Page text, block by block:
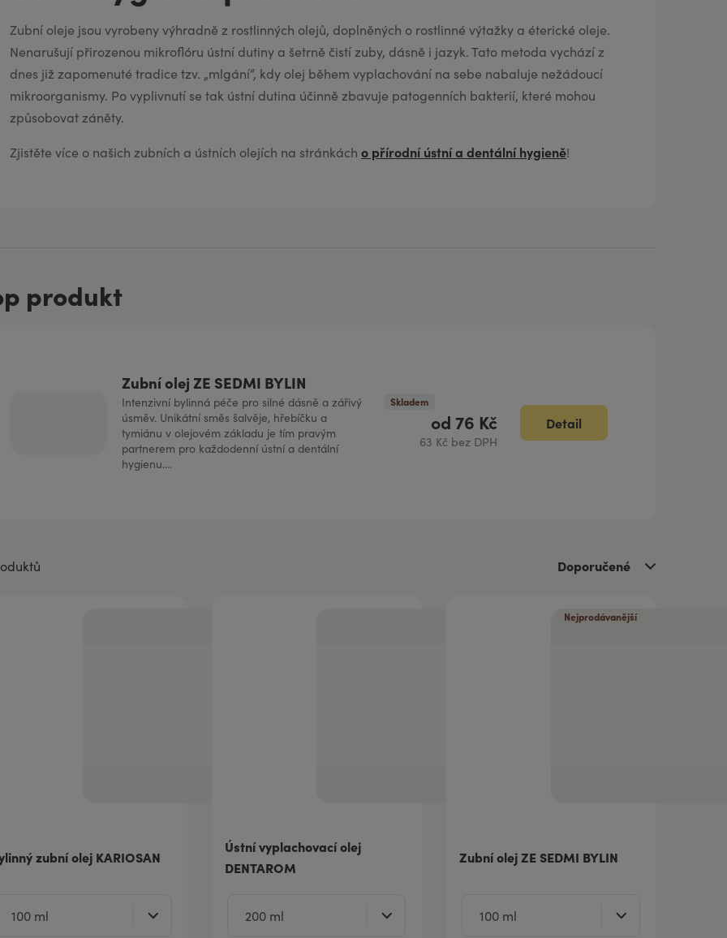
Zubní oleje jsou vyrobeny výhradně z rostlinných olejů, doplněných o rostlinné výtažky a éterické oleje.
Nenarušují přirozenou mikroflóru ústní dutiny a šetrně čistí zuby, dásně i jazyk. Tato metoda vychází z
dnes již zapomenuté tradice tzv. „mlgání“, kdy olej během vyplachování na sebe nabaluje nežádoucí
mikroorganismy. Po vyplivnutí se tak ústní dutina účinně zbavuje patogenních bakterií, které mohou
způsobovat záněty.
Zjistěte více o našich zubních a ústních olejích na stránkách o přírodní ústní a dentální hygieně!
produkt
Zubní olej ZE SEDMI BYLIN
Intenzivní bylinná péče pro silné dásně a zářivý
úsměv. Unikátní směs šalvěje, hřebíčku a
tymiánu v olejovém základu je tím pravým
partnerem pro každodenní ústní a dentální
hygienu....
Skladem
od 76 Kč
63 Kč bez DPH
Detail
Doporučené
zubní olej KARIOSAN
Ústní vyplachovací olej
DENTAROM
Nejprodávanější
Zubní olej ZE SEDMI BYLIN